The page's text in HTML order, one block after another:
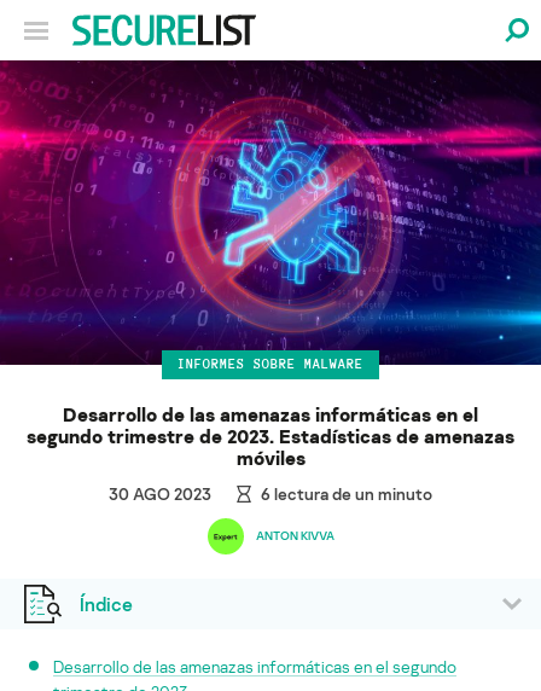
INFORMES SOBRE MALWARE
Desarrollo de las amenazas informáticas en el
segundo trimestre de 2023. Estadísticas de amenazas
móviles
30 AGO 2023 6 lectura de un minuto
ANTON KIVVA
Índice
Desarrollo de las amenazas informáticas en el segundo